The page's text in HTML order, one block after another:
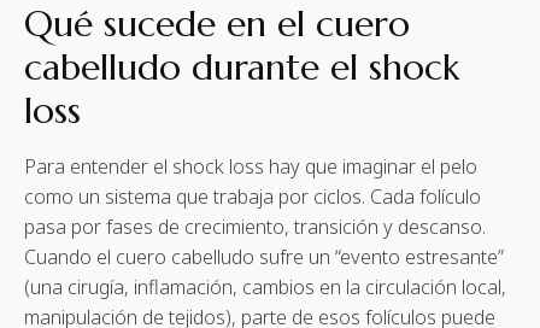
Qué sucede en el cuero
cabelludo durante el shock
loss
Para entender el shock loss hay que imaginar el pelo
como un sistema que trabaja por ciclos. Cada folículo
pasa por fases de crecimiento, transición y descanso.
Cuando el cuero cabelludo sufre un “evento estresante”
(una cirugía, inflamación, cambios en la circulación local,
manipulación de tejidos), parte de esos folículos puede